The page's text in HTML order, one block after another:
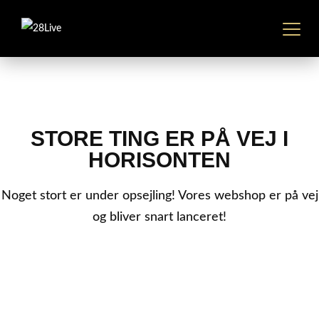
STORE TING ER PÅ VEJ I
HORISONTEN
Noget stort er under opsejling! Vores webshop er på vej
og bliver snart lanceret!